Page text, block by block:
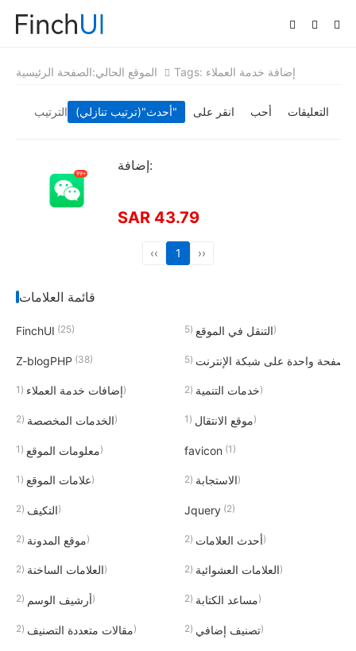
الموقع الحالي:الصفحة الرئيسية Tags: إضافة خدمة العملاء
الترتيب أحدث"(ترتيب تنازلي)" انقر على أحب التعليقات
إضافة:
SAR 43.79
‹‹ 1 ››
قائمة العلامات
FinchUI (25) التنقل في الموقع(5)
Z-blogPHP (38) صفحة واحدة على شبكة الإنترنت
إضافات خدمة العملاء(1) خدمات التنمية(2)
الخدمات المخصصة(2) موقع الانتقال(1)
معلومات الموقع(1) favicon (1)
علامات الموقع(1) الاستجابة(2)
التكيف(2) Jquery(2)
موقع المدونة(2) أحدث العلامات(2)
العلامات الساخنة(2) العلامات العشوائية(2)
أرشيف الوسم(2) مساعد الكتابة(2)
مقالات متعددة التصنيف(2) تصنيف إضافي(2)